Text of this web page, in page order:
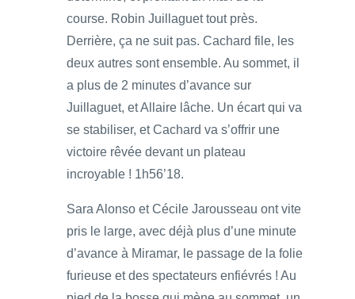
course. Robin Juillaguet tout près.
Derrière, ça ne suit pas. Cachard file, les
deux autres sont ensemble. Au sommet, il
a plus de 2 minutes d’avance sur
Juillaguet, et Allaire lâche. Un écart qui va
se stabiliser, et Cachard va s’offrir une
victoire rêvée devant un plateau
incroyable ! 1h56’18.
Sara Alonso et Cécile Jarousseau ont vite
pris le large, avec déjà plus d’une minute
d’avance à Miramar, le passage de la folie
furieuse et des spectateurs enfiévrés ! Au